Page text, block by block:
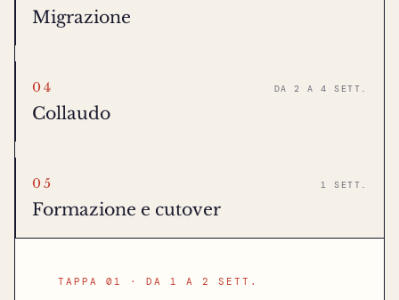
Migrazione
04 DA 2 A 4 SETT.
Collaudo
05 1 SETT.
Formazione e cutover
TAPPA 01 · DA 1 A 2 SETT.